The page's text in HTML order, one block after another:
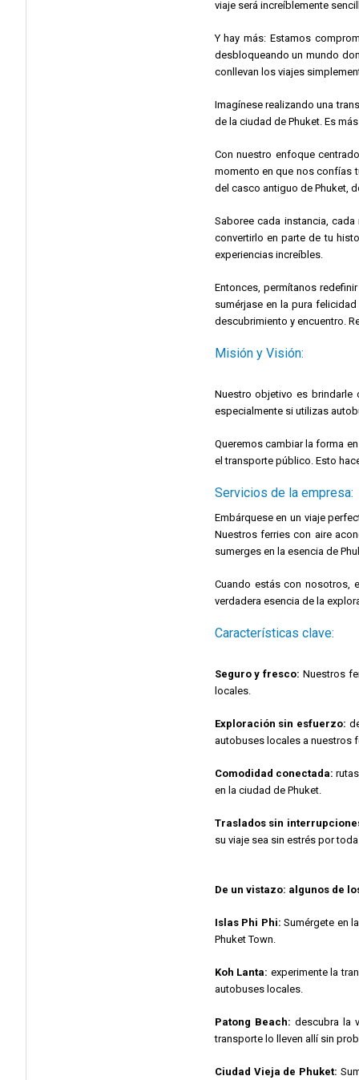
islas Phi Phi: lugares emblemáticos
viaje será increíblemente
Y hay más: Estamos
desbloqueando un mundo
conllevan los viajes
Imagínese realizando una
de la ciudad de Phuket. Es
Con nuestro enfoque
momento en que nos confías
del casco antiguo de Phuket,
Saboree cada instancia,
convertirlo en parte de tu
experiencias increíbles.
Entonces, permítanos
sumérjase en la pura
descubrimiento y encuentro.
Misión y Visión:
Nuestro objetivo es
especialmente si utilizas
Queremos cambiar la forma
el transporte público. Esto
Servicios de la empresa:
Embárquese en un viaje
Nuestros ferries con aire
sumerges en la esencia de
Cuando estás con nosotros,
verdadera esencia de la
Características clave:
Seguro y fresco: Nuestros
locales.
Exploración sin esfuerzo:
autobuses locales a nuestros
Comodidad conectada:
en la ciudad de Phuket.
Traslados sin
su viaje sea sin estrés por
De un vistazo: algunos de
Islas Phi Phi: Sumérgete en
Phuket Town.
Koh Lanta: experimente la
autobuses locales.
Patong Beach: descubra la
transporte lo lleven allí sin
Ciudad Vieja de Phuket: